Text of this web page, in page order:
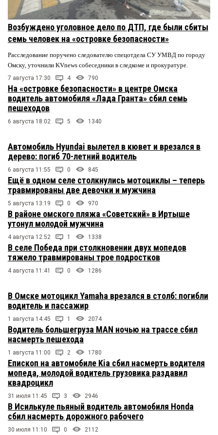
Возбуждено уголовное дело по ДТП, где были сбиты
семь человек на «островке безопасности»
Расследование поручено следователю спецотдела СУ УМВД по городу
Омску, уточнили KVnews собеседники в следкоме и прокуратуре.
7 августа 17:30 4 790
На «островке безопасности» в центре Омска
водитель автомобиля «Лада Гранта» сбил семь
пешеходов
6 августа 18:02 5 1340
Автомобиль Hyundai вылетел в кювет и врезался в
дерево: погиб 70-летний водитель
6 августа 11:55 0 845
Ещё в одном селе столкнулись мотоциклы – теперь
травмированы две девочки и мужчина
5 августа 13:19 0 970
В районе омского пляжа «Советский» в Иртыше
утонул молодой мужчина
4 августа 12:52 1 1338
В селе Победа при столкновении двух мопедов
тяжело травмированы трое подростков
4 августа 11:41 0 1286
В Омске мотоцикл Yamaha врезался в столб: погибли
водитель и пассажир
1 августа 14:45 1 2074
Водитель большегруза MAN ночью на трассе сбил
насмерть пешехода
1 августа 11:00 2 1780
Епископ на автомобиле Kia сбил насмерть водителя
мопеда, молодой водитель грузовика раздавил
квадроцикл
31 июля 11:45 3 2946
В Исилькуле пьяный водитель автомобиля Honda
сбил насмерть дорожного рабочего
30 июля 11:10 0 2112